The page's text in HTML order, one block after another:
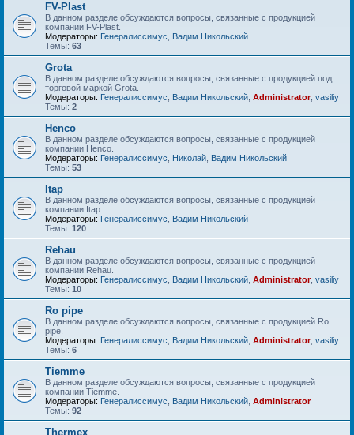
FV-Plast
В данном разделе обсуждаются вопросы, связанные с продукцией
компании FV-Plast.
Модераторы: Генералиссимус
Вадим Никольский
Темы: 63
Grota
В данном разделе обсуждаются вопросы, связанные с продукцией под
торговой маркой Grota.
Модераторы: Генералиссимус Вадим Никольский Administrator, vasiliy
Темы: 2
Henco
В данном разделе обсуждаются вопросы, связанные с продукцией
компании Henco.
Модераторы: Генералиссимус Николай Вадим Никольский
Темы: 53
Itap
В данном разделе обсуждаются вопросы, связанные с продукцией
компании Itap.
Модераторы: Генералиссимус
Вадим Никольский
Темы: 120
Rehau
В данном разделе обсуждаются вопросы, связанные с продукцией
компании Rehau.
Модераторы: Генералиссимус Вадим Никольский Administrator, vasiliy
Темы: 10
Ro pipe
В данном разделе обсуждаются вопросы, связанные с продукцией Ro
pipe.
Модераторы: Генералиссимус Вадим Никольский Administrator, vasiliy
Темы: 6
Tiemme
В данном разделе обсуждаются вопросы, связанные с продукцией
компании Tiemme.
Модераторы: Генералиссимус Вадим Никольский Administrator
Темы: 92
Thermex